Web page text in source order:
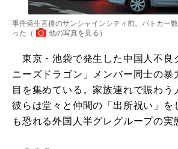
事件発生直後のサンシャインシティ前。パトカー
った（
他の写真を見る ）
東京・池袋で発生した中国人不良
ニーズドラゴン」メンバー同士の暴
目を集めている。家族連れで賑わう
彼らは堂々と仲間の「出所祝い」を
も恐れる外国人半グレグループの実